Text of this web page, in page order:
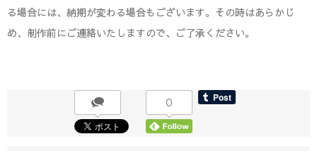
る場合には、納期が変わる場合もございます。その時はあらかじ
め、制作前にご連絡いたしますので、ご了承ください。
0